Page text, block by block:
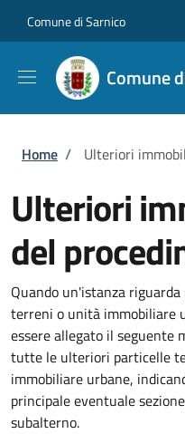
Comune di Sarnico
Comune
Briciole di
Home / Ulteriori
Ulteriori
del
Quando un'istanza
terreni o unità immobiliare
essere allegato il seguente
tutte le ulteriori particelle
immobiliare urbane,
principale eventuale
subalterno.